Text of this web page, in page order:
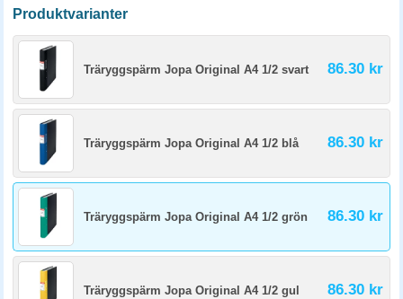
Produktvarianter
Träryggspärm Jopa Original A4 1/2 svart 86.30 kr
Träryggspärm Jopa Original A4 1/2 blå 86.30 kr
Träryggspärm Jopa Original A4 1/2 grön 86.30 kr
Träryggspärm Jopa Original A4 1/2 gul 86.30 kr